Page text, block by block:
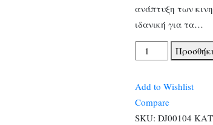
ανάπτυξη των
ιδανική για τα…
Djeco
Μπάλα
ταχύτητας
Add to Wishlist
Compare
SKU: DJ00104